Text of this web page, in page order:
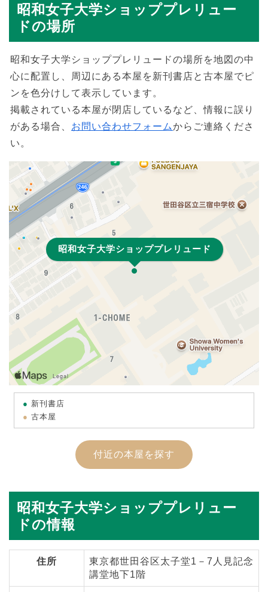
昭和女子大学ショッププレリュー
ドの場所
昭和女子大学ショッププレリュードの場所を地図の中
心に配置し、周辺にある本屋を新刊書店と古本屋でピ
ンを色分けして表示しています。
掲載されている本屋が閉店しているなど、情報に誤り
がある場合、 お問い合わせフォームからご連絡くださ
い。
昭和女子大学ショッププレリュード
新刊書店
古本屋
付近の本屋を探す
昭和女子大学ショッププレリュー
ドの情報
住所
東京都世田谷区太子堂1－7人見記念
講堂地下1階